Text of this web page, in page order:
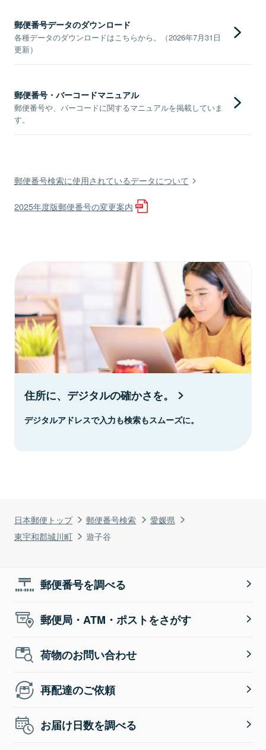
日本郵便トップ 郵便番号検索
愛媛県
東宇和郡城川町
遊子谷
郵便番号データのダウンロード
各種データのダウンロードはこちらから。（2026年7月31日
更新）
郵便番号・バーコードマニュアル
郵便番号や、バーコードに関するマニュアルを掲載していま
す。
郵便番号検索に使用されているデータについて
2025年度版郵便番号の変更案内
住所に、デジタルの確かさを。
デジタルアドレスで入力も検索もスムーズに。
郵便番号を調べる
郵便局・ATM・ポストをさがす
荷物のお問い合わせ
再配達のご依頼
お届け日数を調べる